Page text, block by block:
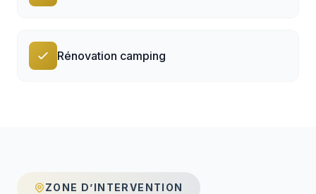
Rénovation camping
ZONE D’INTERVENTION